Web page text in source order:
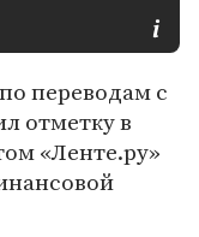
по переводам с
отметку в
«Ленте.ру»